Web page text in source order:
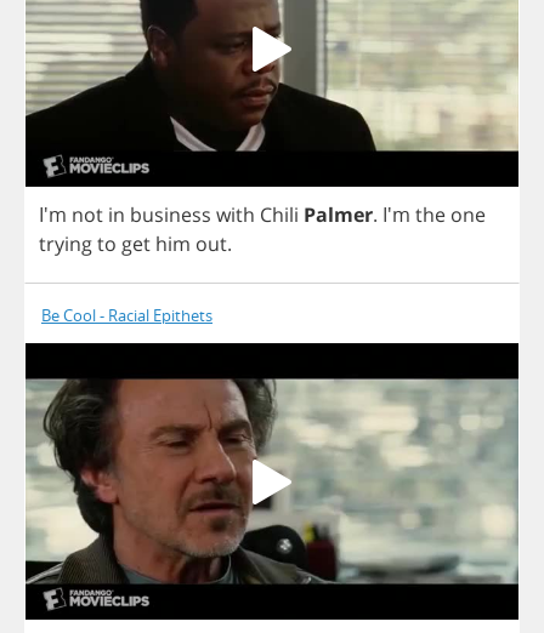
I'm not in business with Chili Palmer. I'm the one
tryingto get him out.
Be Cool - Racial Epithets